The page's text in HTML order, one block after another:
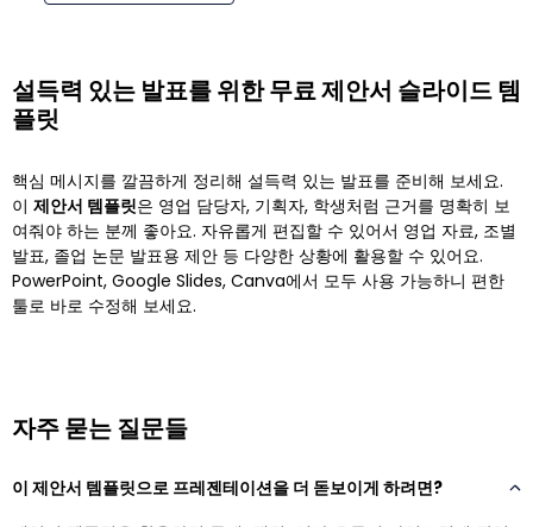
설득력 있는 발표를 위한 무료 제안서 슬라이드 템
플릿
핵심 메시지를 깔끔하게 정리해 설득력 있는 발표를 준비해 보세요.
이 제안서 템플릿은 영업 담당자, 기획자, 학생처럼 근거를 명확히 보
여줘야 하는 분께 좋아요. 자유롭게 편집할 수 있어서 영업 자료, 조별
발표, 졸업 논문 발표용 제안 등 다양한 상황에 활용할 수 있어요.
PowerPoint, Google Slides, Canva에서 모두 사용 가능하니 편한
툴로 바로 수정해 보세요.
자주 묻는 질문들
이 제안서 템플릿으로 프레젠테이션을 더 돋보이게 하려면?